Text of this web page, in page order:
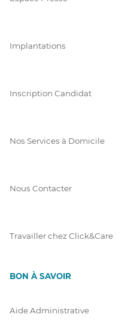
Implantations
Inscription Candidat
Nos Services à Domicile
Nous Contacter
Travailler chez Click&Care
BON À SAVOIR
Aide Administrative